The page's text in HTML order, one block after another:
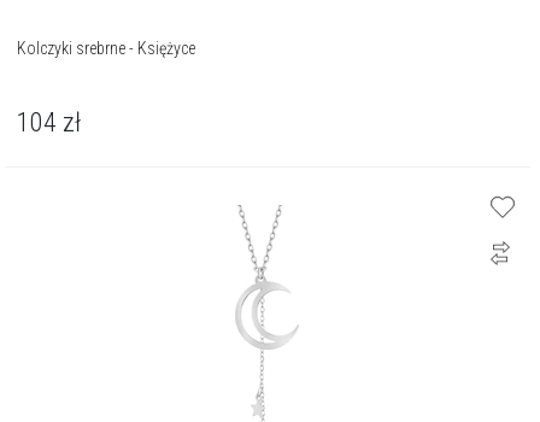
Kolczyki srebrne - Księżyce
104 zł